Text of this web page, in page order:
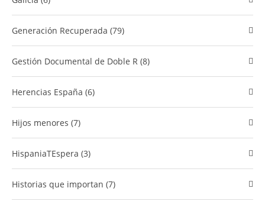
Generación Recuperada (79)
​Gestión Documental de Doble R (8)
Herencias España (6)
Hijos menores (7)
HispaniaTEspera (3)
Historias que importan (7)